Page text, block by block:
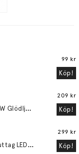
99 kr
Köp!
D
immer För Vägguttag LED 3-24W Glödljus 30-200W
209 kr
Köp!
M
ood Plugg-in Dimmer För Vägguttag LED 3-24W Glödljus 30-200W Vit
299 kr
Köp!